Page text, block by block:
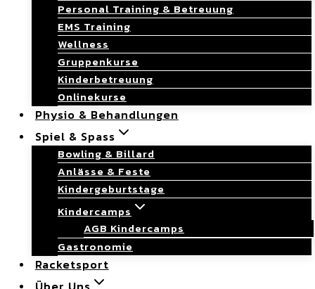
Personal Training & Betreuung
EMS Training
Wellness
Gruppenkurse
Kinderbetreuung
Onlinekurse
Physio & Behandlungen
Spiel & Spass
Bowling & Billard
Anlässe & Feste
Kindergeburtstage
Kindercamps
AGB Kindercamps
Gastronomie
Racketsport